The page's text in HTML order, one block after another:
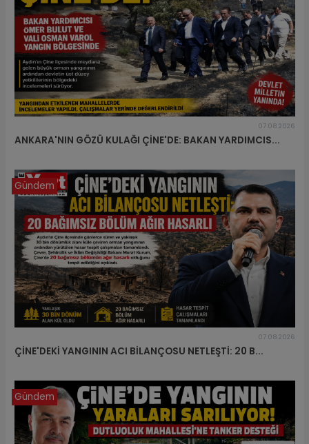
07.08.2026
ANKARA'NIN GÖZÜ KULAĞI ÇİNE'DE: BAKAN YARDIMCIS...
07.08.2026
ÇİNE'DEKİ YANGININ ACI BİLANÇOSU NETLEŞTİ: 20 B...
Gündem
Gündem